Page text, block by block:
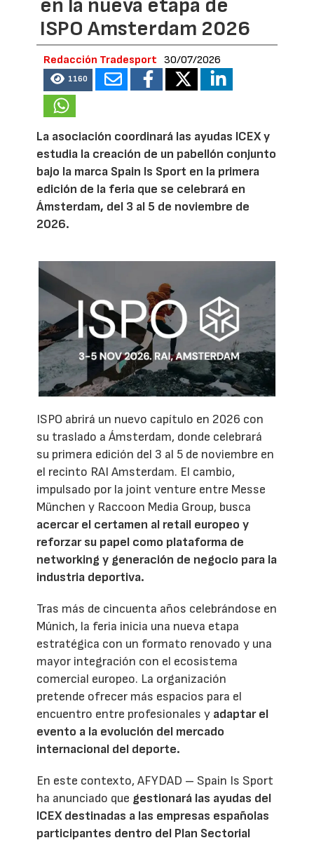
en la nueva etapa de
ISPO Amsterdam 2026
Redacción Tradesport 30/07/2026
1160
La asociación coordinará las ayudas ICEX y
estudia la creación de un pabellón conjunto
bajo la marca Spain Is Sport en la primera
edición de la feria que se celebrará en
Ámsterdam, del 3 al 5 de noviembre de
2026.
ISPO abrirá un nuevo capítulo en 2026 con
su traslado a Ámsterdam, donde celebrará
su primera edición del 3 al 5 de noviembre en
el recinto RAI Amsterdam. El cambio,
impulsado por la joint venture entre Messe
München y Raccoon Media Group, busca
acercar el certamen al retail europeo y
reforzar su papel como plataforma de
networking y generación de negocio para la
industria deportiva.
Tras más de cincuenta años celebrándose en
Múnich, la feria inicia una nueva etapa
estratégica con un formato renovado y una
mayor integración con el ecosistema
comercial europeo. La organización
pretende ofrecer más espacios para el
encuentro entre profesionales y adaptar el
evento a la evolución del mercado
internacional del deporte.
En este contexto, AFYDAD – Spain Is Sport
ha anunciado que gestionará las ayudas del
ICEX destinadas a las empresas españolas
participantes dentro del Plan Sectorial